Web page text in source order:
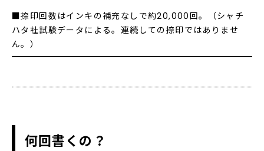
■捺印回数はインキの補充なしで約20,000回。（シャチ
ハタ社試験データによる。連続しての捺印ではありませ
ん。）
何回書くの？